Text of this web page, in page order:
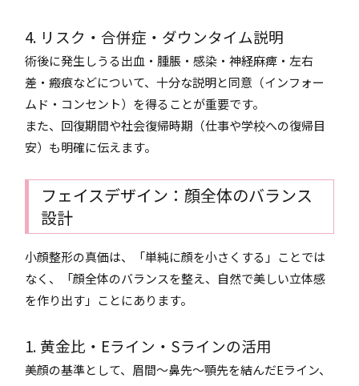
4. リスク・合併症・ダウンタイム説明
術後に発生しうる出血・腫脹・感染・神経麻痺・左右
差・瘢痕などについて、十分な説明と同意（インフォー
ムド・コンセント）を得ることが重要です。
また、回復期間や社会復帰時期（仕事や学校への復帰目
安）も明確に伝えます。
フェイスデザイン：顔全体のバランス
設計
小顔整形の真価は、「単純に顔を小さくする」ことでは
なく、「顔全体のバランスを整え、自然で美しい立体感
を作り出す」ことにあります。
1. 黄金比・Eライン・Sラインの活用
美顔の基準として、眉間〜鼻先〜顎先を結んだEライン、